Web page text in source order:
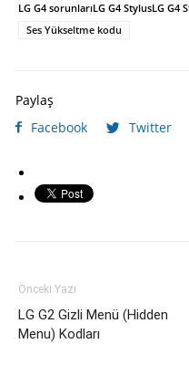
LG G4 sorunlarıLG G4 StylusLG G4
Ses Yükseltme kodu
Paylaş
Facebook
Twitter
Önceki Yazı
LG G2 Gizli Menü (Hidden
Menu) Kodları